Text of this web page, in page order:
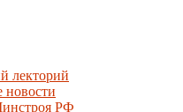
лекторий
новости
РФ